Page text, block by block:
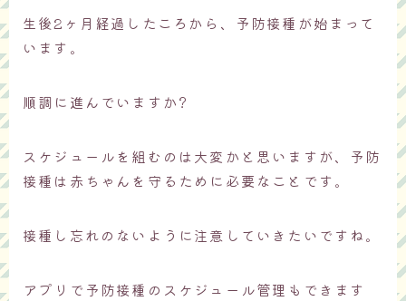
生後2ヶ月経過したころから、予防接種が始まって
います。
順調に進んでいますか?
スケジュールを組むのは大変かと思いますが、予防
接種は赤ちゃんを守るために必要なことです。
接種し忘れのないように注意していきたいですね。
アプリで予防接種のスケジュール管理もできます